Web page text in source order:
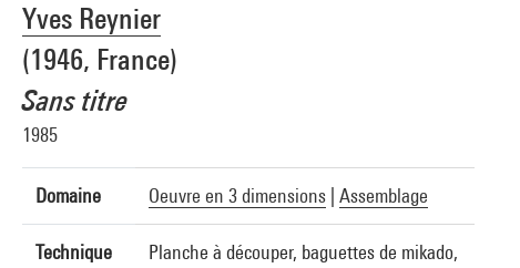
Yves Reynier
(1946, France)
Sans titre
1985
Domaine Oeuvre en 3 dimensions Assemblage
Technique
Planche à découper, baguettes de mikado,